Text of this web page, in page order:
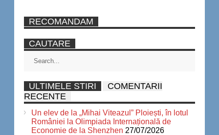
RECOMANDAM
CAUTARE
ULTIMELE STIRI
COMENTARII
RECENTE
Un elev de la „Mihai Viteazul” Ploiești, în lotul
României la Olimpiada Internațională de
Economie de la Shenzhen 27/07/2026